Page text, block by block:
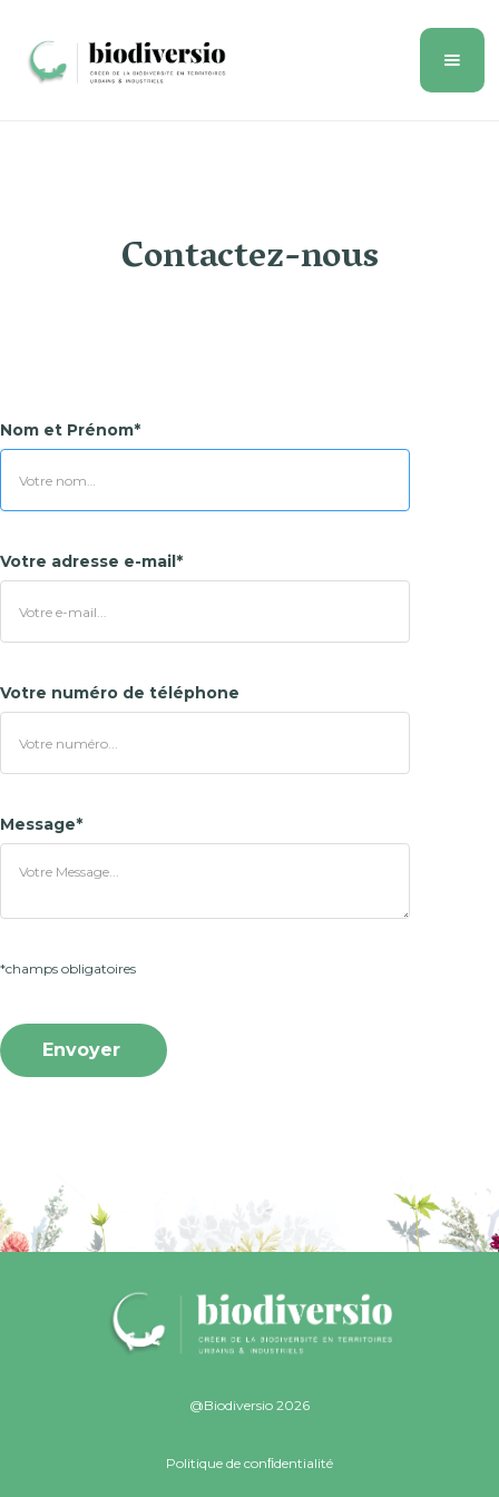
Contactez-nous
Nom et Prénom*
Votre adresse e-mail*
Votre numéro de téléphone
Message*
*champs obligatoires
@Biodiversio 2026
Politique de conﬁdentialité